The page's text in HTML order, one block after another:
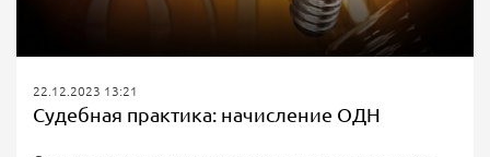
22.12.2023 13:21
Судебная практика: начисление ОДН